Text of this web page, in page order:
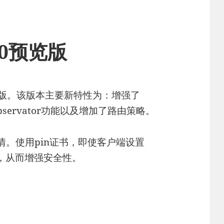
览版
该版本主要新特性为：增强了
功能以及增加了路由策略。
。使用pin证书，即使客户端设置
而增强安全性。